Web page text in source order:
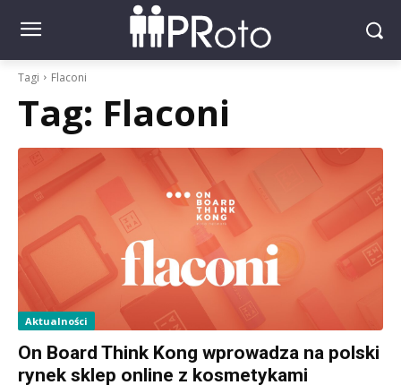
Tagi Flaconi
Tag: Flaconi
Aktualności
On Board Think Kong wprowadza na polski
rynek sklep online z kosmetykami